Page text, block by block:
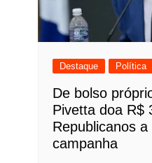
Destaque Política
De bolso
Pivetta doa R$
Republicanos
campanha